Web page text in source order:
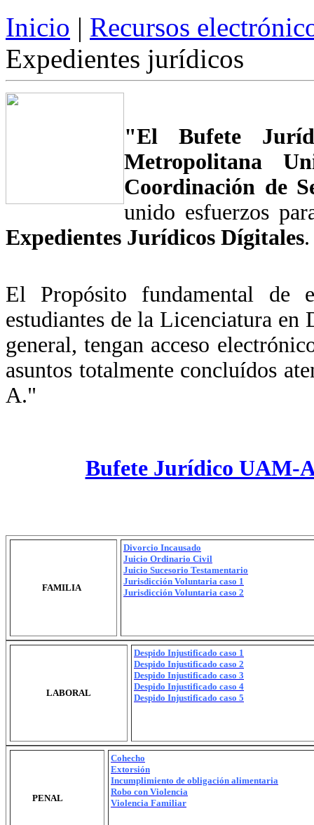
Inicio | Recursos
Expedientes jurídicos
"El Bufete
Metropolitana
Coordinación de
unido esfuerzos
Expedientes Jurídicos Dígitales.
El Propósito fundamental de
estudiantes de la Licenciatura
general, tengan acceso
asuntos totalmente concluídos
A."
Bufete Jurídico UAM-
FAMILIA
Divorcio Incausado
Juicio Ordinario Civil
Juicio Sucesorio Testamentario
Jurisdicción Voluntaria caso 1
Jurisdicción Voluntaria caso 2
LABORAL
Despido Injustificado caso 1
Despido Injustificado caso 2
Despido Injustificado caso 3
Despido Injustificado caso 4
Despido Injustificado caso 5
PENAL
Cohecho
Extorsión
Incumplimiento de obligación alimentaria
Robo con Violencia
Violencia Familiar